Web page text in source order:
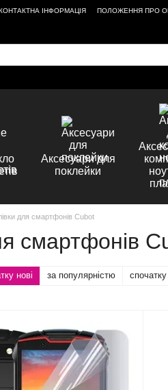
ІНФОРМАЦІЯ ПОЛОЖЕННЯ ПРО
Аксесуари для
поклейки
для смартфонів Cubot
смартфонів
нові за популярністю